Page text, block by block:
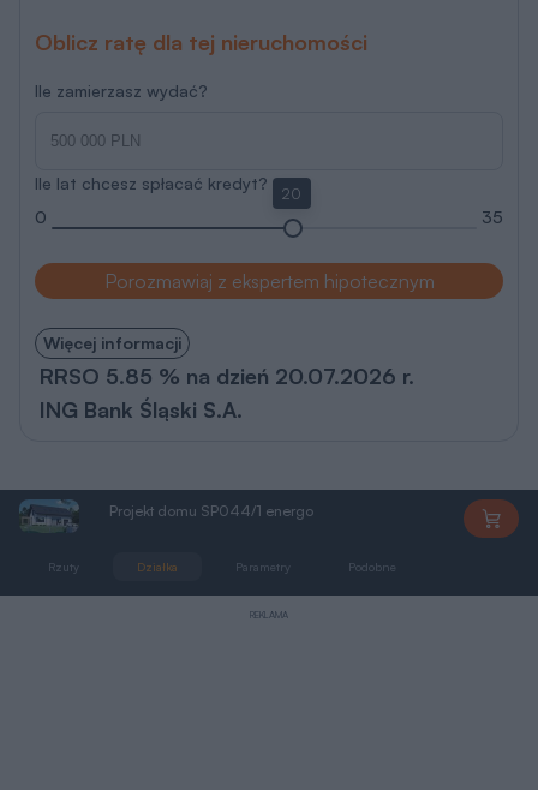
Oblicz ratę dla tej nieruchomości
Ile zamierzasz wydać?
Ile lat chcesz spłacać kredyt?
0
20
35
Porozmawiaj z ekspertem hipotecznym
Więcej informacji
RRSO 5.85 % na dzień 20.07.2026 r.
ING Bank Śląski S.A.
Projekt domu SP044/1 energo
Rzuty Działka Parametry Podobne
REKLAMA